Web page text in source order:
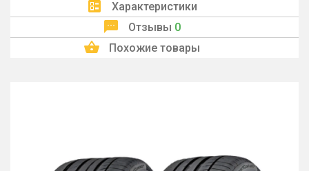
Характеристики
Отзывы 0
Похожие товары